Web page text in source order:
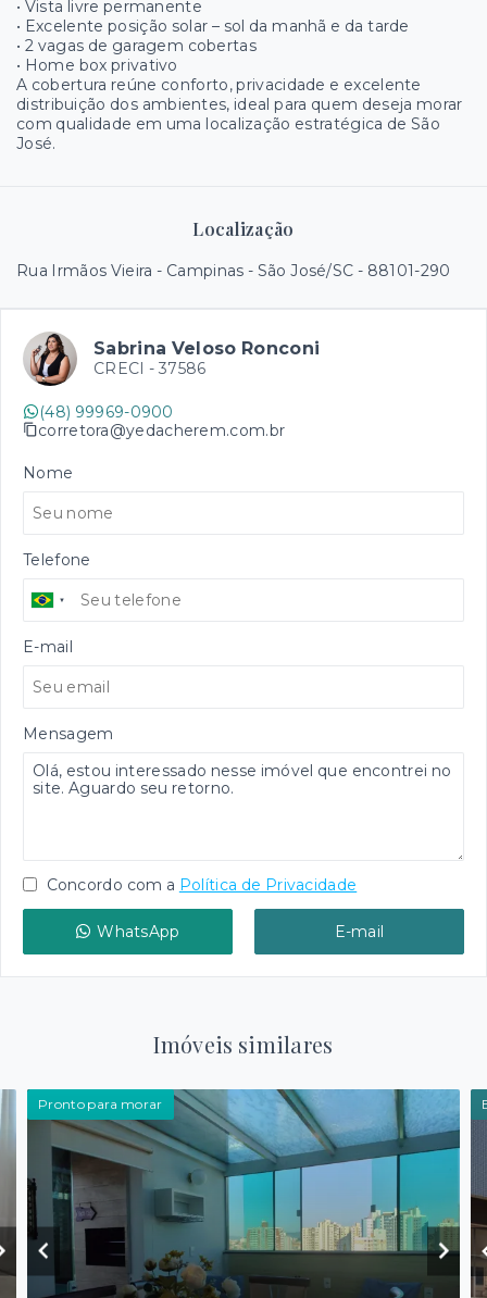
• Vista livre permanente
• Excelente posição solar – sol da manhã e da tarde
• 2 vagas de garagem cobertas
• Home box privativo
A cobertura reúne conforto, privacidade e excelente
distribuição dos ambientes, ideal para quem deseja morar
com qualidade em uma localização estratégica de São
José.
Localização
Rua Irmãos Vieira - Campinas - São José/SC - 88101-290
Sabrina Veloso Ronconi
CRECI - 37586
(48) 99969-0900
corretora@yedacherem.com.br
Nome
Telefone
E-mail
Mensagem
Concordo com a Política de Privacidade
WhatsApp E-mail
Imóveis similares
Pronto para morar